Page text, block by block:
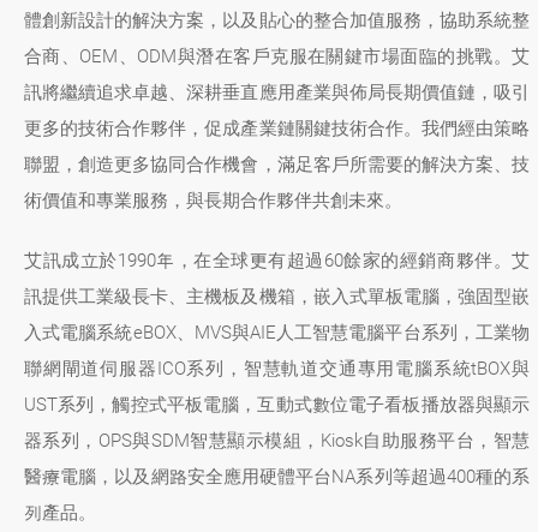
體創新設計的解決方案，以及貼心的整合加值服務，協助系統整
合商、OEM、ODM與潛在客戶克服在關鍵市場面臨的挑戰。艾
訊將繼續追求卓越、深耕垂直應用產業與佈局長期價值鏈，吸引
更多的技術合作夥伴，促成產業鏈關鍵技術合作。我們經由策略
聯盟，創造更多協同合作機會，滿足客戶所需要的解決方案、技
術價值和專業服務，與長期合作夥伴共創未來。
艾訊成立於1990年，在全球更有超過60餘家的經銷商夥伴。艾
訊提供工業級長卡、主機板及機箱，嵌入式單板電腦，強固型嵌
入式電腦系統eBOX、MVS與AIE人工智慧電腦平台系列，工業物
聯網閘道伺服器ICO系列，智慧軌道交通專用電腦系統tBOX與
UST系列，觸控式平板電腦，互動式數位電子看板播放器與顯示
器系列，OPS與SDM智慧顯示模組，Kiosk自助服務平台，智慧
醫療電腦，以及網路安全應用硬體平台NA系列等超過400種的系
列產品。